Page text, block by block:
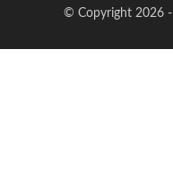
© Copyright 2026 -